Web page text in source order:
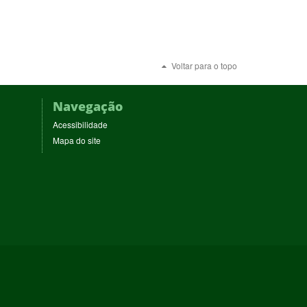
Voltar para o topo
Navegação
Acessibilidade
Mapa do site